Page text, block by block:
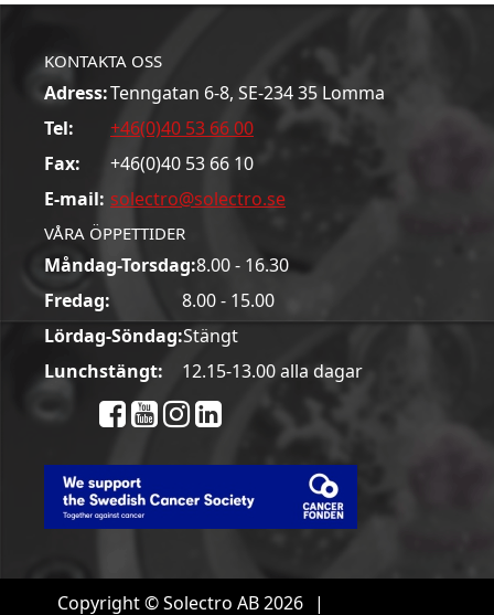
KONTAKTA OSS
Adress:Tenngatan 6-8, SE-234 35 Lomma
Tel:
+46(0)40 53 66 00
Fax:
+46(0)40 53 66 10
E-mail: solectro@solectro.se
VÅRA ÖPPETTIDER
Måndag-Torsdag:8.00 - 16.30
Fredag:
8.00 - 15.00
Lördag-Söndag:Stängt
Lunchstängt:
12.15-13.00 alla dagar
Copyright © Solectro AB 2026 |